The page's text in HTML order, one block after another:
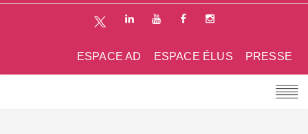
PRESSE
ESPACE ÉLUS
ESPACE AD